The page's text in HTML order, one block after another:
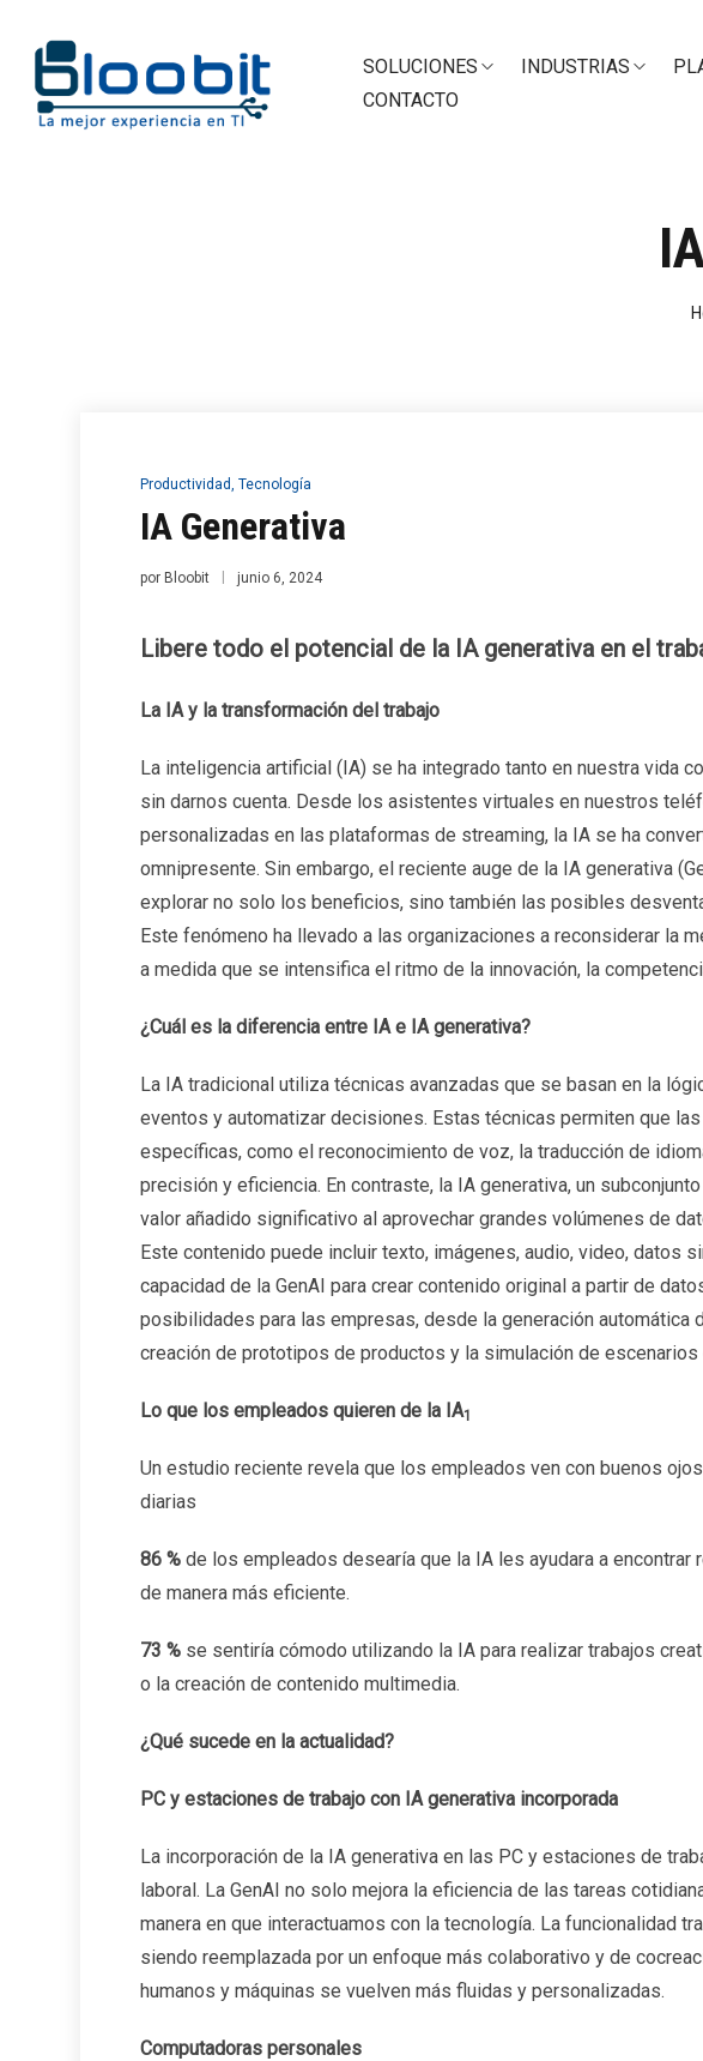
SOLUCIONES INDUSTRIAS
CONTACTO
Productividad,Tecnología
IA Generativa
por Bloobit junio 6, 2024
Libere todo el potencial de la IA generativa en el
La IA y la transformación del trabajo
La inteligencia artificial (IA) se ha integrado tanto en nuestra vida
sin darnos cuenta. Desde los asistentes virtuales en nuestros
personalizadas en las plataformas de streaming, la IA se ha
omnipresente. Sin embargo, el reciente auge de la IA generativa
explorar no solo los beneficios, sino también las posibles
Este fenómeno ha llevado a las organizaciones a reconsiderar la
a medida que se intensifica el ritmo de la innovación, la
¿Cuál es la diferencia entre IA e IA generativa?
La IA tradicional utiliza técnicas avanzadas que se basan en la
eventos y automatizar decisiones. Estas técnicas permiten que
específicas, como el reconocimiento de voz, la traducción de
precisión y eficiencia. En contraste, la IA generativa, un
valor añadido significativo al aprovechar grandes volúmenes de
Este contenido puede incluir texto, imágenes, audio, video, datos
capacidad de la GenAI para crear contenido original a partir de
posibilidades para las empresas, desde la generación automática
creación de prototipos de productos y la simulación de escenarios
Lo que los empleados quieren de la IA1
Un estudio reciente revela que los empleados ven con buenos
diarias
86 % de los empleados desearía que la IA les ayudara a
de manera más eficiente.
73 % se sentiría cómodo utilizando la IA para realizar trabajos
o la creación de contenido multimedia.
¿Qué sucede en la actualidad?
PC y estaciones de trabajo con IA generativa incorporada
La incorporación de la IA generativa en las PC y estaciones de
laboral. La GenAI no solo mejora la eficiencia de las tareas
manera en que interactuamos con la tecnología. La funcionalidad
siendo reemplazada por un enfoque más colaborativo y de
humanos y máquinas se vuelven más fluidas y personalizadas.
Computadoras personales